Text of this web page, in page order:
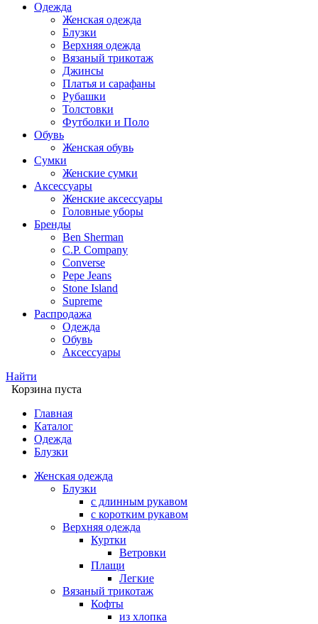
Одежда
Женская одежда
Блузки
Верхняя одежда
Вязаный трикотаж
Джинсы
Платья и сарафаны
Рубашки
Толстовки
Футболки и Поло
Обувь
Женская обувь
Сумки
Женские сумки
Аксессуары
Женские аксессуары
Головные уборы
Бренды
Ben Sherman
C.P. Company
Converse
Pepe Jeans
Stone Island
Supreme
Распродажа
Одежда
Обувь
Аксессуары
Найти
Корзина пуста
Главная
Каталог
Одежда
Блузки
Женская одежда
Блузки
с длинным рукавом
с коротким рукавом
Верхняя одежда
Куртки
Ветровки
Плащи
Легкие
Вязаный трикотаж
Кофты
из хлопка